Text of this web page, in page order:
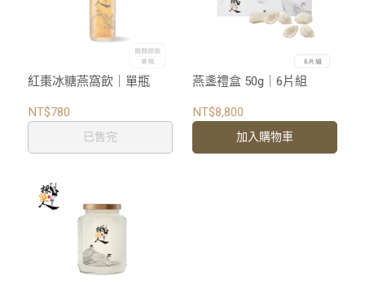
紅棗冰糖燕窩飲｜單瓶
NT$780
已售完
燕盞禮盒 50g｜6片組
NT$8,800
加入購物車